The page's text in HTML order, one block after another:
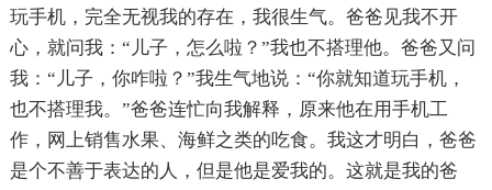
玩手机，完全无视我的存在，我很生气。爸爸见我不开
心，就问我：“儿子，怎么啦？”我也不搭理他。爸爸又问
我：“儿子，你咋啦？”我生气地说：“你就知道玩手机，
也不搭理我。”爸爸连忙向我解释，原来他在用手机工
作，网上销售水果、海鲜之类的吃食。我这才明白，爸爸
是个不善于表达的人，但是他是爱我的。这就是我的爸